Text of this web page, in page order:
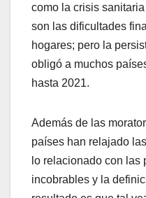
como la crisis
son las dificultades
hogares; pero la
obligó a muchos
hasta 2021.
Además de las
países han relajado
lo relacionado con las
incobrables y la